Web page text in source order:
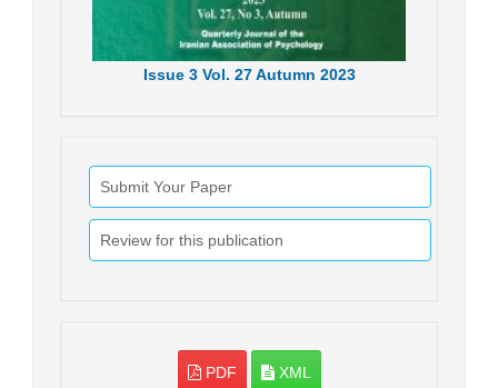
Issue3 Vol. 27Autumn 2023
Submit Your Paper
Review for this publication
PDF XML